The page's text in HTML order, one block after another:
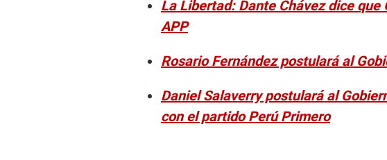
La Libertad: Dante Chávez dice que
APP
Rosario Fernández postulará al
Daniel Salaverry postulará al
con el partido Perú Primero